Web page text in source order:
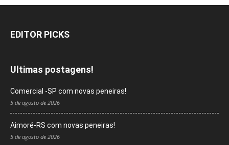
EDITOR PICKS
Ultimas postagens!
Comercial -SP com novas peneiras!
5 de agosto de 2026
Aimoré-RS com novas peneiras!
5 de agosto de 2026